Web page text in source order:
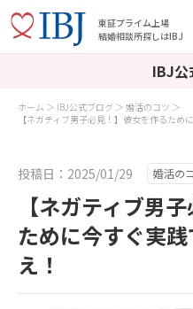
東証プライム上場
結婚相談所探しはIBJ
IBJ公
ホーム IBJ公式ブログ
婚活のコツ
【ネガティブ男子必見！】彼女を作るため
投稿日：2025/01/29 婚活の
【ネガティブ男
ために今すぐ実
え！